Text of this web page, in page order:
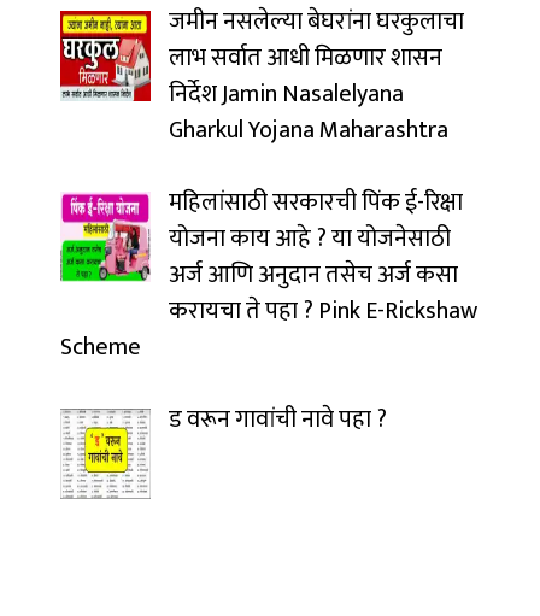
जमीन नसलेल्या बेघरांना घरकुलाचा
लाभ सर्वात आधी मिळणार शासन
निर्देश Jamin Nasalelyana
Gharkul Yojana Maharashtra
महिलांसाठी सरकारची पिंक ई-रिक्षा
योजना काय आहे ? या योजनेसाठी
अर्ज आणि अनुदान तसेच अर्ज कसा
करायचा ते पहा ? Pink E-Rickshaw
Scheme
ड वरून गावांची नावे पहा ?